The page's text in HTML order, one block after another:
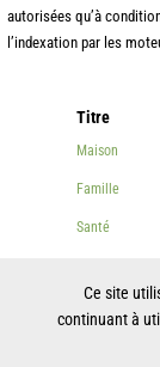
Titre
Maison
Famille
Santé
Cuisson
autorisées qu’à
l’indexation par les
Ce site
continuant à